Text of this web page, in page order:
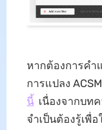
หากต้องการคำ
การแปลง
นี้เนื่องจากบท
จำเป็นต้องรู้เพื่